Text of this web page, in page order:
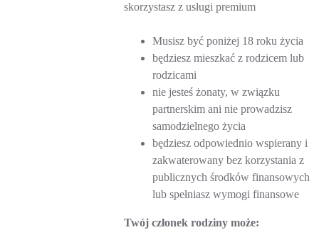
skorzystasz z usługi premium
Musisz być poniżej 18 roku życia
będziesz mieszkać z rodzicem lub
rodzicami
nie jesteś żonaty, w związku
partnerskim ani nie prowadzisz
samodzielnego życia
będziesz odpowiednio wspierany i
zakwaterowany bez korzystania z
publicznych środków finansowych
lub spełniasz wymogi finansowe
Twój członek rodziny może: